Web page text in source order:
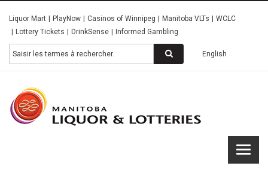
main
content
Liquor Mart PlayNow Casinos of Winnipeg Manitoba VLTs
WCLC
Lottery Tickets
DrinkSense Informed Gambling
Rechercher English